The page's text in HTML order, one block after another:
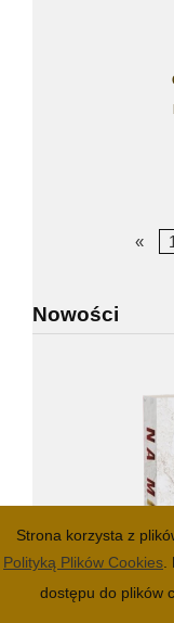
Strona korzysta z
Polityką Plików Cookies
dostępu do plików
«
Nowości